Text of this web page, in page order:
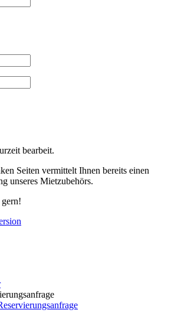
bearbeit.
Seiten vermittelt Ihnen bereits einen
unseres Mietzubehörs.